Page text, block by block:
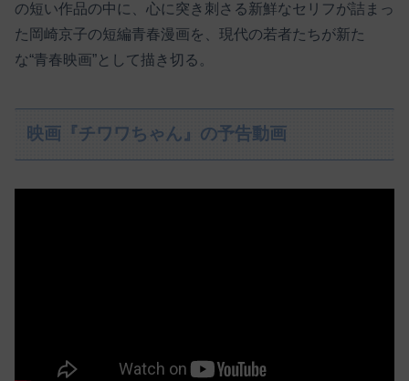
の短い作品の中に、心に突き刺さる新鮮なセリフが詰まっ
た岡崎京子の短編青春漫画を、現代の若者たちが新た
な“青春映画”として描き切る。
映画『チワワちゃん』の予告動画